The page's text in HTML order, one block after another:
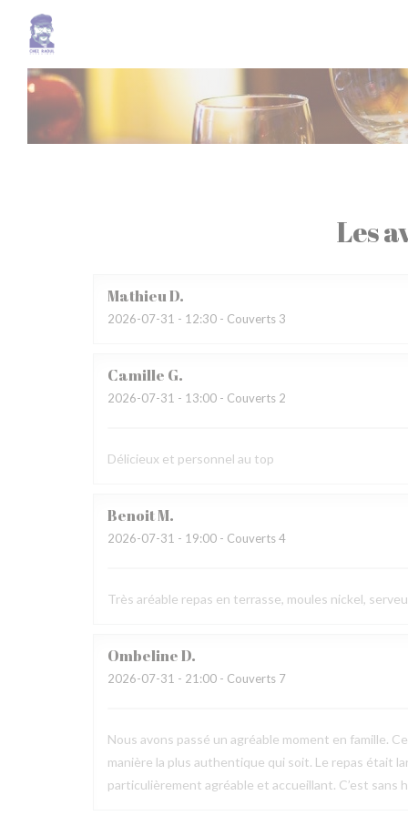
Personnalisation de vos choix en matière de cookies
Les
MathieuD
2026-07-31 - 12:30 - Couverts 3
Camille G
2026-07-31 - 13:00 - Couverts 2
Délicieux et personnel au top
BenoitM
2026-07-31 - 19:00 - Couverts 4
Très aréable repas en terrasse, moules nickel,
OmbelineD
2026-07-31 - 21:00 - Couverts 7
Nous avons passé un agréable moment en famille.
manière la plus authentique qui soit. Le repas était
particulièrement agréable et accueillant. C’est sans